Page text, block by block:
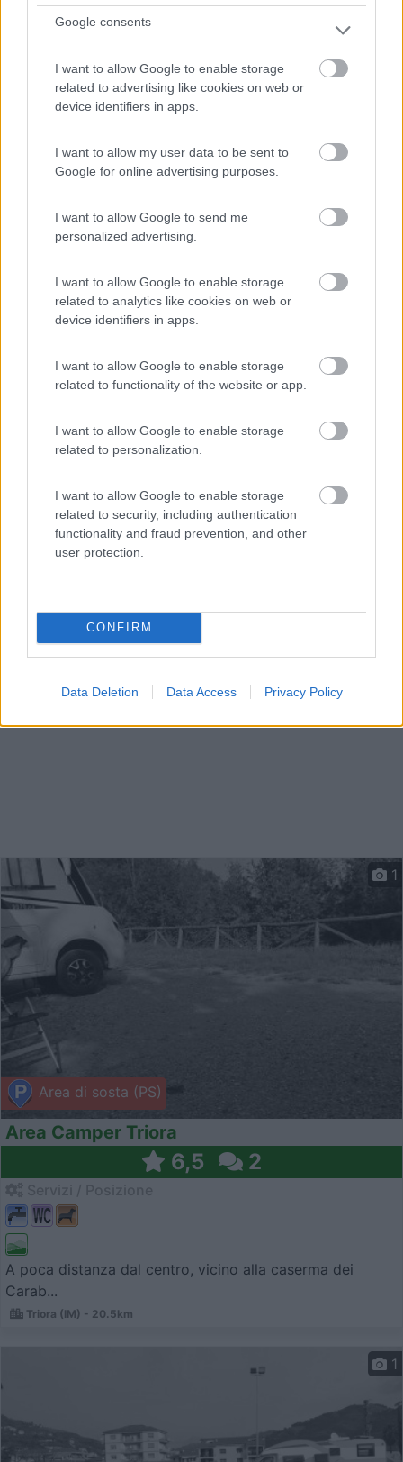
Google consents
I want to allow Google to enable storage
related to advertising like cookies on web or
device identifiers in apps.
I want to allow my user data to be sent to
Google for online advertising purposes.
I want to allow Google to send me
personalized advertising.
I want to allow Google to enable storage
related to analytics like cookies on web or
device identifiers in apps.
I want to allow Google to enable storage
related to functionality of the website or app.
I want to allow Google to enable storage
related to personalization.
I want to allow Google to enable storage
related to security, including authentication
functionality and fraud prevention, and other
user protection.
CONFIRM
Data Deletion Data Access Privacy Policy
Nel cuore delle Alpi Liguri e a due passi dal Parco
Molini di Triora (IM) - 18.7km
Località Drego
Area di sosta (PS+CS)
Parcheggio comunale
7,4 5
Servizi / Posizione
A circa 800 metri dal centro e dal mare, punto sosta a
Area di sosta (PS)
1
Area Camper Triora
6,5 2
A poca distanza dal centro, vicino alla caserma dei
Carab...
Triora (IM) - 20.5km
1